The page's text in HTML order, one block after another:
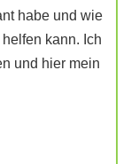
habe und wie
kann. Ich
und hier mein